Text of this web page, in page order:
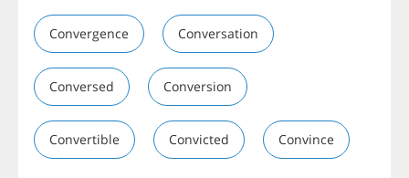
Convergence Conversation
Conversed Conversion
Convertible Convicted Convince